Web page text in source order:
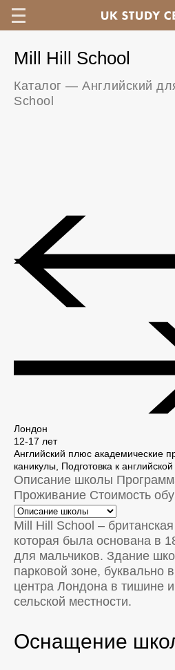
Mill Hill School
Каталог —Английский
School
Лондон
12-17 лет
Английский плюс академические
каникулы, Подготовка к
Описание школы
Проживание Стоимость
Mill Hill School –
которая была основана в
для мальчиков. Здание
парковой зоне, буквально
центра Лондона в тишине
сельской местности.
Оснащение